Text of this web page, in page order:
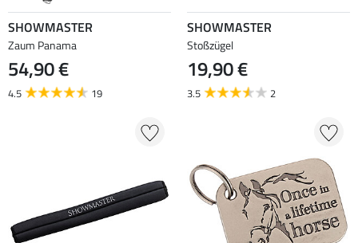
SHOWMASTER
Zaum Panama
54,90 €
4.5 19
SHOWMASTER
Stoßzügel
19,90 €
3.5 2